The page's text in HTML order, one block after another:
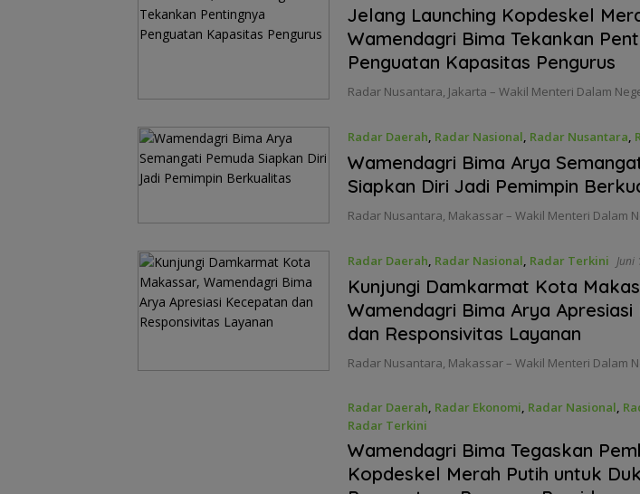
Juni 20, 2025
Jelang Launching Kopdeskel
Wamendagri Bima Tekankan
Penguatan Kapasitas Pengurus
Radar Nusantara, Jakarta – Wakil Menteri Dalam
Radar Daerah, Radar Nasional, Radar Nusantara,
Wamendagri Bima Arya
Siapkan Diri Jadi Pemimpin
Radar Nusantara, Makassar – Wakil Menteri Dalam
Radar Daerah, Radar Nasional, Radar Terkini Juni
Kunjungi Damkarmat Kota
Wamendagri Bima Arya
dan Responsivitas Layanan
Radar Nusantara, Makassar – Wakil Menteri Dalam
Radar Daerah, Radar Ekonomi, Radar Nasional,
Radar Terkini
Juni 10, 2025
Wamendagri Bima Tegaskan
Kopdeskel Merah Putih untuk